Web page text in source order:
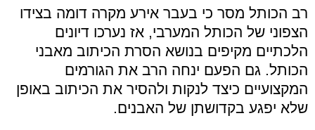
רב הכותל מסר כי בעבר אירע מקרה דומה בצידו
הצפוני של הכותל המערבי, אז נערכו דיונים
הלכתיים מקיפים בנושא הסרת הכיתוב מאבני
הכותל. גם הפעם ינחה הרב את הגורמים
המקצועיים כיצד לנקות ולהסיר את הכיתוב באופן
שלא יפגע בקדושתן של האבנים.